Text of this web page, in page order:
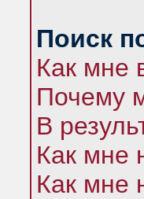
Поиск
Как мне
Почему
В
Как мне
Как мне